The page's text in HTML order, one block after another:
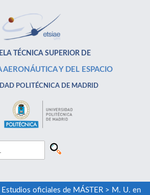
TÉCNICA SUPERIOR DE
AERONÁUTICA Y DEL ESPACIO
POLITÉCNICA DE MADRID
Estudios oficiales de MÁSTER> M. U. en